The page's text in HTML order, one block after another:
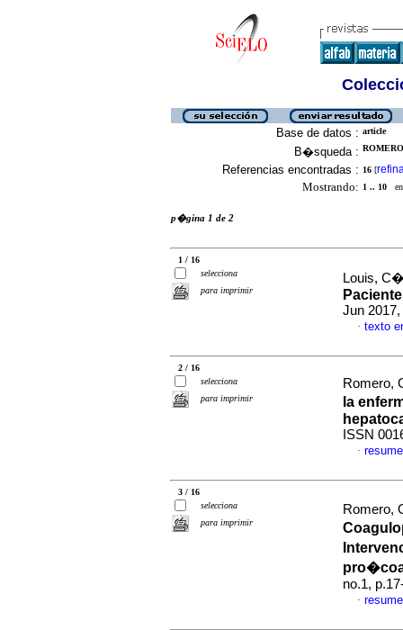
Base de datos : article
B�squeda :
Referencias encontradas : 16 [
Mostrando: 1 .. 10 en
p�gina 1 de 2
1 / 16
selecciona
para imprimir
Louis,
Jun
· texto
2 / 16
selecciona
para imprimir
Romero,
la
ISSN
·
3 / 16
selecciona
para imprimir
Romero,
no.1,
·